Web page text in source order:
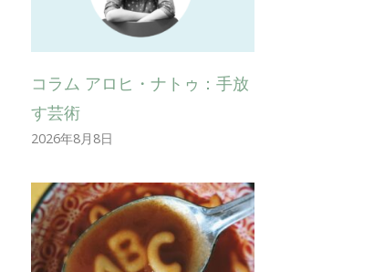
コラム アロヒ・ナトゥ：手放
す芸術
2026年8月8日